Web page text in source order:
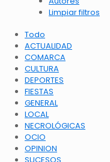
Limpiar filtros
Todo
ACTUALIDAD
COMARCA
CULTURA
DEPORTES
FIESTAS
GENERAL
LOCAL
NECROLÓGICAS
OCIO
OPINION